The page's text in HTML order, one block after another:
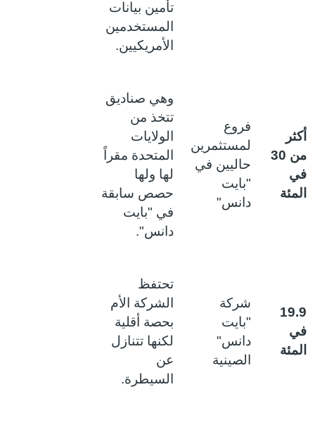
تأمين بيانات
المستخدمين
الأمريكيين.
من 30
فروع
لمستثمرين
حاليين في
"بايت
دانس"
وهي صناديق
تتخذ من
الولايات
المتحدة مقراً
لها ولها
حصص سابقة
في "بايت
دانس".
شركة
"بايت
دانس"
الصينية
تحتفظ
الشركة الأم
بحصة أقلية
لكنها تتنازل
عن
السيطرة.